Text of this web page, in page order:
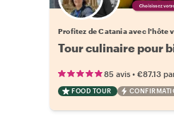
Choisissez
Profitez de Catania avec l'hôte
Tour culinaire pour
85 avis • €87.13
FOOD TOUR